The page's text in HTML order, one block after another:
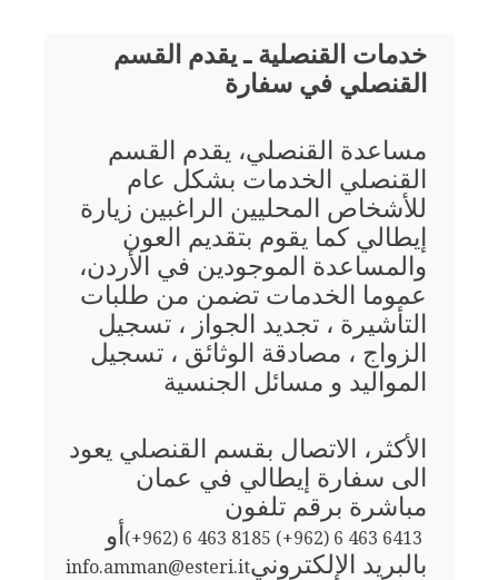
خدمات القنصلية ـ يقدم القسم
القنصلي في سفارة
مساعدة القنصلي، يقدم القسم
القنصلي الخدمات بشكل عام
للأشخاص المحليين الراغبين زيارة
إيطالي كما يقوم بتقديم العون
والمساعدة الموجودين في الأردن،
عموما الخدمات تضمن من طلبات
التأشيرة ، تجديد الجواز ، تسجيل
الزواج ، مصادقة الوثائق ، تسجيل
المواليد و مسائل الجنسية
الأكثر، الاتصال بقسم القنصلي يعود
الى سفارة إيطالي في عمان
مباشرة برقم تلفون
(+962) 6 463 8185 (+962) 6 463 6413أو
بالبريد الإلكترونيinfo.amman@esteri.it